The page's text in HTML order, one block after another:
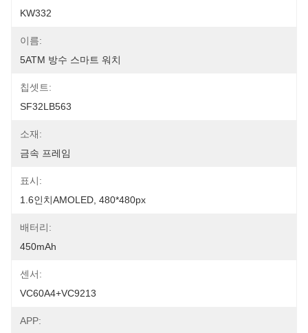
KW332
이름:
5ATM 방수 스마트 워치
칩셋트:
SF32LB563
소재:
금속 프레임
표시:
1.6인치AMOLED, 480*480px
배터리:
450mAh
센서:
VC60A4+VC9213
APP: